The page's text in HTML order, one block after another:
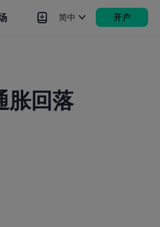
简中 开户
胀回落